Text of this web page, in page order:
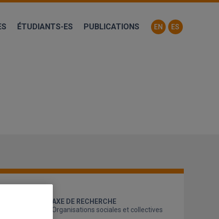
ÉTUDIANTS-ES PUBLICATIONS EN ES
AXE DE RECHERCHE
Organisations sociales et collectives